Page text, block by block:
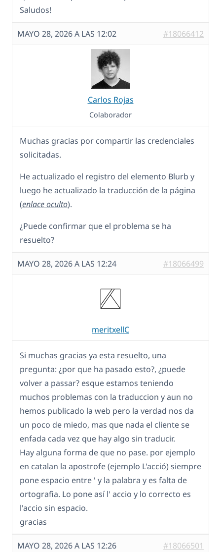
Saludos!
MAYO 28, 2026 A LAS 12:02 #18066412
Carlos Rojas
Colaborador
Muchas gracias por compartir las credenciales
solicitadas.
He actualizado el registro del elemento Blurb y
luego he actualizado la traducción de la página
(enlace oculto).
¿Puede confirmar que el problema se ha
resuelto?
MAYO 28, 2026 A LAS 12:24 #18066499
meritxellC
Si muchas gracias ya esta resuelto, una
pregunta: ¿por que ha pasado esto?, ¿puede
volver a passar? esque estamos teniendo
muchos problemas con la traduccion y aun no
hemos publicado la web pero la verdad nos da
un poco de miedo, mas que nada el cliente se
enfada cada vez que hay algo sin traducir.
Hay alguna forma de que no pase. por ejemplo
en catalan la apostrofe (ejemplo L'acció) siempre
pone espacio entre ' y la palabra y es falta de
ortografia. Lo pone así l' accio y lo correcto es
l'accio sin espacio.
gracias
MAYO 28, 2026 A LAS 12:26 #18066501